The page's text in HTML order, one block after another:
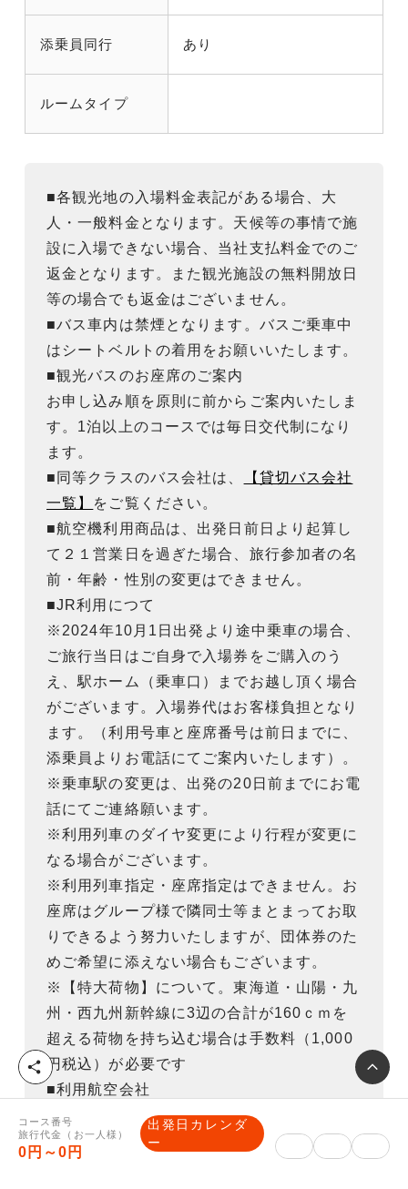
添乗員同行 あり
ルームタイプ
■各観光地の入場料金表記がある場合、大
人・一般料金となります。天候等の事情で施
設に入場できない場合、当社支払料金でのご
返金となります。また観光施設の無料開放日
等の場合でも返金はございません。
■バス車内は禁煙となります。バスご乗車中
はシートベルトの着用をお願いいたします。
■観光バスのお座席のご案内
お申し込み順を原則に前からご案内いたしま
す。1泊以上のコースでは毎日交代制になり
ます。
■同等クラスのバス会社は、
【貸切バス会社
一覧】 をご覧ください。
■航空機利用商品は、出発日前日より起算し
て２１営業日を過ぎた場合、旅行参加者の名
前・年齢・性別の変更はできません。
■JR利用につて
※2024年10月1日出発より途中乗車の場合、
ご旅行当日はご自身で入場券をご購入のう
え、駅ホーム（乗車口）までお越し頂く場合
がございます。入場券代はお客様負担となり
ます。（利用号車と座席番号は前日までに、
添乗員よりお電話にてご案内いたします）。
※乗車駅の変更は、出発の20日前までにお電
話にてご連絡願います。
※利用列車のダイヤ変更により行程が変更に
なる場合がございます。
※利用列車指定・座席指定はできません。お
座席はグループ様で隣同士等まとまってお取
りできるよう努力いたしますが、団体券のた
めご希望に添えない場合もございます。
※【特大荷物】について。東海道・山陽・九
州・西九州新幹線に3辺の合計が160ｃｍを
超える荷物を持ち込む場合は手数料（1,000
円税込）が必要です
■利用航空会社
日本航空（JAL）、全日空（ANA）、日本エ
アコミューター（JAC）、琉球エアーコミュ
コース番号
旅行代金（お一人様）
0円～0円
出発日カレンダ
ー
シ
ェ
ア